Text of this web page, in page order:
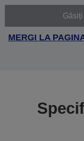
MERGI LA